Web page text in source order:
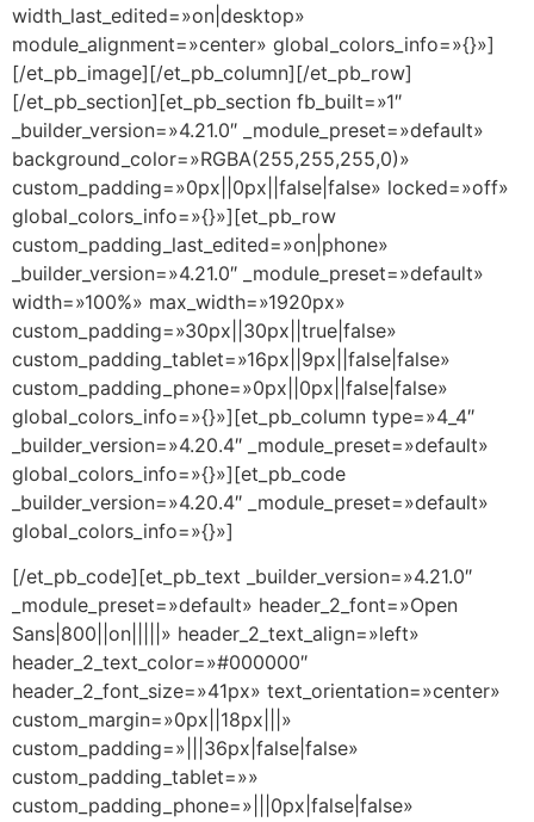
width_last_edited=»on|desktop»
module_alignment=»center» global_colors_info=»{}»]
[/et_pb_image][/et_pb_column][/et_pb_row]
[/et_pb_section][et_pb_section fb_built=»1″
_builder_version=»4.21.0″ _module_preset=»default»
background_color=»RGBA(255,255,255,0)»
custom_padding=»0px||0px||false|false» locked=»off»
global_colors_info=»{}»][et_pb_row
custom_padding_last_edited=»on|phone»
_builder_version=»4.21.0″ _module_preset=»default»
width=»100%» max_width=»1920px»
custom_padding=»30px||30px||true|false»
custom_padding_tablet=»16px||9px||false|false»
custom_padding_phone=»0px||0px||false|false»
global_colors_info=»{}»][et_pb_column type=»4_4″
_builder_version=»4.20.4″ _module_preset=»default»
global_colors_info=»{}»][et_pb_code
_builder_version=»4.20.4″ _module_preset=»default»
global_colors_info=»{}»]
[/et_pb_code][et_pb_text _builder_version=»4.21.0″
_module_preset=»default» header_2_font=»Open
Sans|800||on|||||» header_2_text_align=»left»
header_2_text_color=»#000000″
header_2_font_size=»41px» text_orientation=»center»
custom_margin=»0px||18px|||»
custom_padding=»|||36px|false|false»
custom_padding_tablet=»»
custom_padding_phone=»|||0px|false|false»